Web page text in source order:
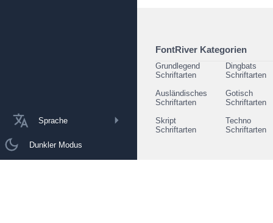
Sprache
Dunkler Modus
FontRiver Kategorien
Grundlegend
Schriftarten
Dingbats
Schriftarten
Ausländisches
Schriftarten
Gotisch
Schriftarten
Skript
Schriftarten
Techno
Schriftarten